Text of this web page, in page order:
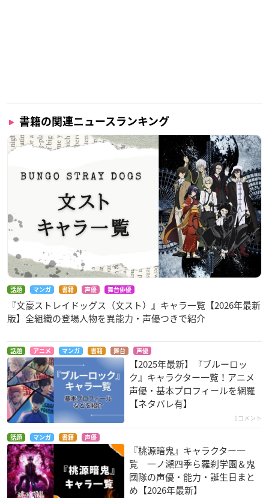
書籍の関連ニュースランキング
話題 マンガ 書籍 声優 舞台俳優
『文豪ストレイドッグス（文スト）』キャラ一覧【2026年最新
版】全組織の登場人物を異能力・声優つきで紹介
話題 アニメ マンガ 書籍 舞台 声優
【2025年最新】『ブルーロッ
ク』キャラクター一覧！アニメ
声優・基本プロフィールを網羅
【ネタバレ有】
1コメント
話題 マンガ 書籍 声優
『桃源暗鬼』キャラクター一
覧 一ノ瀬四季ら羅刹学園＆鬼
國隊の声優・能力・誕生日まと
め【2026年最新】